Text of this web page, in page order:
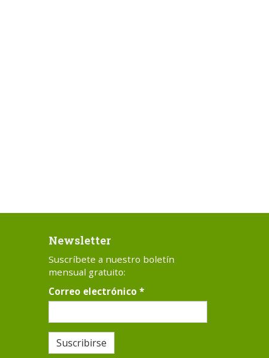
Newsletter
Suscríbete a nuestro boletín
mensual gratuito:
Correo electrónico *
Suscribirse